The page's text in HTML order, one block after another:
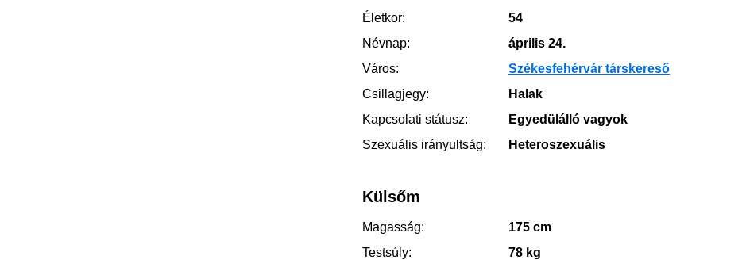
Életkor:
54
Névnap:
április 24.
Város:
Székesfehérvár társkereső
Csillagjegy:
Halak
Kapcsolati státusz:
Egyedülálló vagyok
Szexuális irányultság:
Heteroszexuális
Külsőm
Magasság:
175 cm
Testsúly:
78 kg